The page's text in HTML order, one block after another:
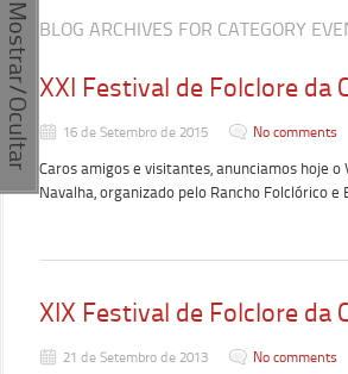
Mostrar/Ocultar BLOG ARCHIVES FOR CATEGORY
XXI Festival de Folclore da
16 de Setembro de 2015 No comments
Caros amigos e visitantes, anunciamos hoje
Navalha, organizado pelo Rancho Folclórico e
XIX Festival de Folclore da
21 de Setembro de 2013 No comments